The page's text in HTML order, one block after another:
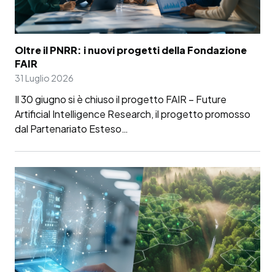
Oltre il PNRR: i nuovi progetti della Fondazione
FAIR
31 Luglio 2026
Il 30 giugno si è chiuso il progetto FAIR – Future
Artificial Intelligence Research, il progetto promosso
dal Partenariato Esteso…